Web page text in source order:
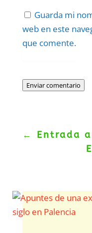
Guarda mi
web en este
que comente.
Enviar comentario
← Entrada